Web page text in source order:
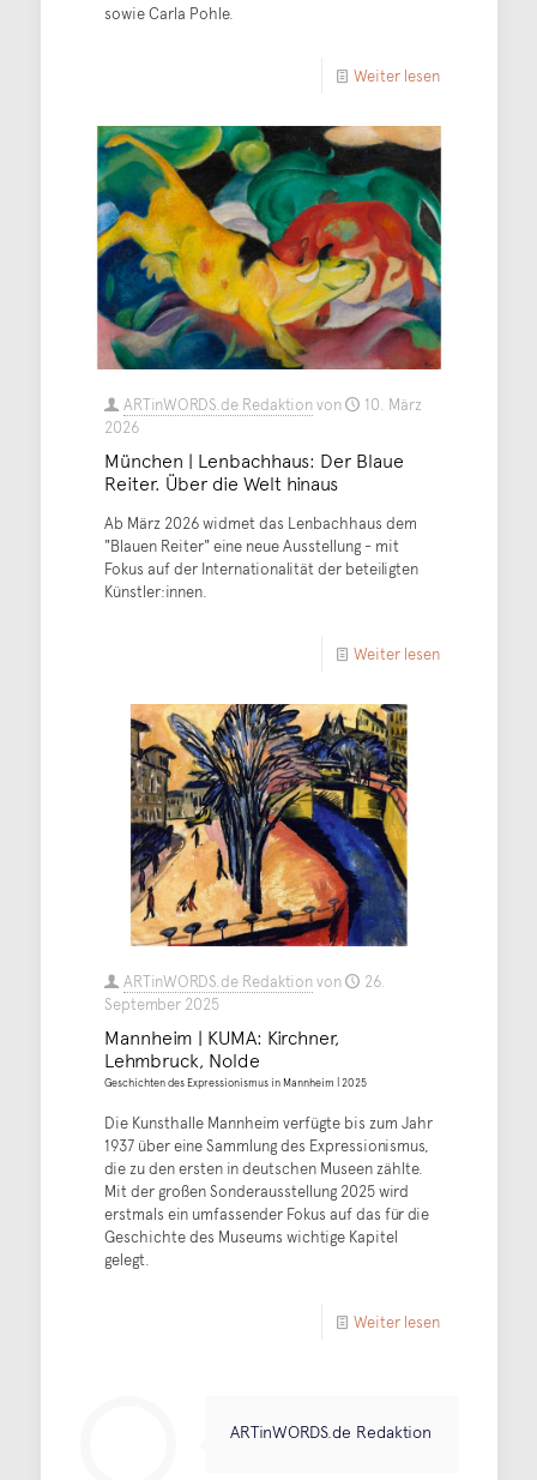
sowie Carla Pohle.
Weiter lesen
ARTinWORDS.de Redaktionvon
10. März
2026
München | Lenbachhaus: Der Blaue
Reiter. Über die Welt hinaus
Ab März 2026 widmet das Lenbachhaus dem
"Blauen Reiter" eine neue Ausstellung - mit
Fokus auf der Internationalität der beteiligten
Künstler:innen.
Weiter lesen
ARTinWORDS.de Redaktionvon
26.
September 2025
Mannheim | KUMA: Kirchner,
Lehmbruck, Nolde
Geschichten des Expressionismus in Mannheim | 2025
Die Kunsthalle Mannheim verfügte bis zum Jahr
1937 über eine Sammlung des Expressionismus,
die zu den ersten in deutschen Museen zählte.
Mit der großen Sonderausstellung 2025 wird
erstmals ein umfassender Fokus auf das für die
Geschichte des Museums wichtige Kapitel
gelegt.
Weiter lesen
ARTinWORDS.de Redaktion